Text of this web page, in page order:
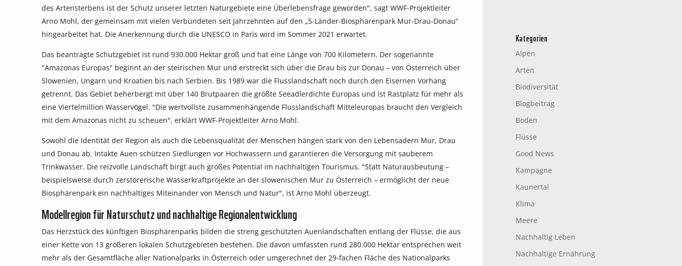
des Artensterbens ist der Schutz unserer letzten Naturgebiete eine Überlebensfrage geworden", sagt WWF-Projektleiter
Arno Mohl, der gemeinsam mit vielen Verbündeten seit Jahrzehnten auf den „5-Länder-Biosphärenpark Mur-Drau-Donau“
hingearbeitet hat. Die Anerkennung durch die UNESCO in Paris wird im Sommer 2021 erwartet.
Das beantragte Schutzgebiet ist rund 930.000 Hektar groß und hat eine Länge von 700 Kilometern. Der sogenannte
"Amazonas Europas" beginnt an der steirischen Mur und erstreckt sich über die Drau bis zur Donau – von Österreich über
Slowenien, Ungarn und Kroatien bis nach Serbien. Bis 1989 war die Flusslandschaft noch durch den Eisernen Vorhang
getrennt. Das Gebiet beherbergt mit über 140 Brutpaaren die größte Seeadlerdichte Europas und ist Rastplatz für mehr als
eine Viertelmillion Wasservögel. "Die wertvollste zusammenhängende Flusslandschaft Mitteleuropas braucht den Vergleich
mit dem Amazonas nicht zu scheuen", erklärt WWF-Projektleiter Arno Mohl.
Sowohl die Identität der Region als auch die Lebensqualität der Menschen hängen stark von den Lebensadern Mur, Drau
und Donau ab. Intakte Auen schützen Siedlungen vor Hochwassern und garantieren die Versorgung mit sauberem
Trinkwasser. Die reizvolle Landschaft birgt auch großes Potential im nachhaltigen Tourismus. "Statt Naturausbeutung –
beispielsweise durch zerstörerische Wasserkraftprojekte an der slowenischen Mur zu Österreich – ermöglicht der neue
Biosphärenpark ein nachhaltiges Miteinander von Mensch und Natur", ist Arno Mohl überzeugt.
Modellregion für Naturschutz und nachhaltige Regionalentwicklung
Das Herzstück des künftigen Biosphärenparks bilden die streng geschützten Auenlandschaften entlang der Flüsse, die aus
einer Kette von 13 größeren lokalen Schutzgebieten bestehen. Die davon umfassten rund 280.000 Hektar entsprechen weit
mehr als der Gesamtfläche aller Nationalparks in Österreich oder umgerechnet der 29-fachen Fläche des Nationalparks
Kategorien
Alpen
Arten
Biodiversität
Blogbeitrag
Boden
Flüsse
Good News
Kampagne
Kaunertal
Klima
Meere
Nachhaltig Leben
Nachhaltige Ernährung